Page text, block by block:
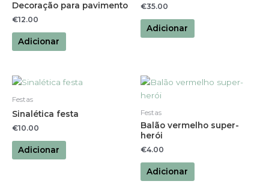
Decoração para pavimento
€12.00
Adicionar
€35.00
Adicionar
Festas
Sinalética festa
€10.00
Adicionar
Festas
Balão vermelho super-
herói
€4.00
Adicionar